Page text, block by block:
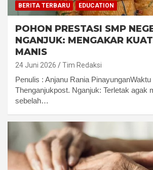
BERITA TERBARU EDUCATION
POHON PRESTASI SMP
NGANJUK: MENGAKAR
MANIS
24 Juni 2026 Tim Redaksi
Penulis : Anjanu Rania
Thenganjukpost. Nganjuk: Terletak agak
sebelah…